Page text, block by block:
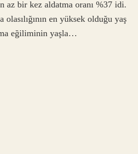
az bir kez aldatma oranı %37 idi.
en yüksek olduğu yaş
eğiliminin yaşla…